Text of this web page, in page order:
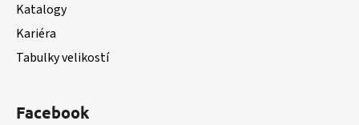
Katalogy
Kariéra
Tabulky velikostí
Facebook